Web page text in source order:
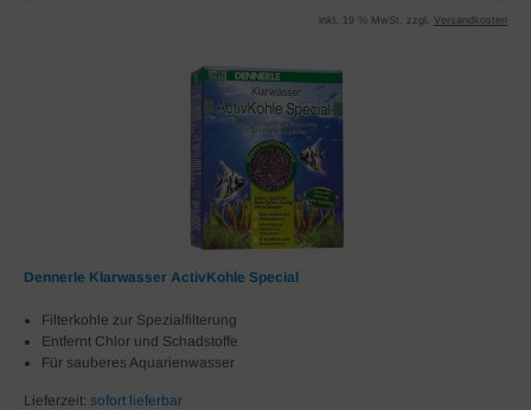
inkl. 19 % MwSt. zzgl. Versandkosten
Dennerle Klarwasser ActivKohle Special
Filterkohle zur Spezialfilterung
Entfernt Chlor und Schadstoffe
Für sauberes Aquarienwasser
Lieferzeit: sofort lieferbar